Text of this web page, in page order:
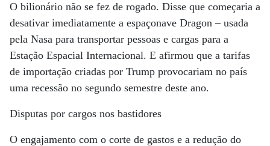
O bilionário não se fez de rogado. Disse que começaria a
desativar imediatamente a espaçonave Dragon – usada
pela Nasa para transportar pessoas e cargas para a
Estação Espacial Internacional. E afirmou que a tarifas
de importação criadas por Trump provocariam no país
uma recessão no segundo semestre deste ano.
Disputas por cargos nos bastidores
O engajamento com o corte de gastos e a redução do